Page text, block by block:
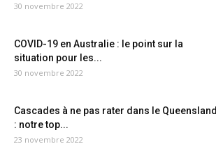
30 novembre 2022
COVID-19 en Australie : le point sur la
situation pour les...
30 novembre 2022
Cascades à ne pas rater dans le Queensland
: notre top...
23 novembre 2022